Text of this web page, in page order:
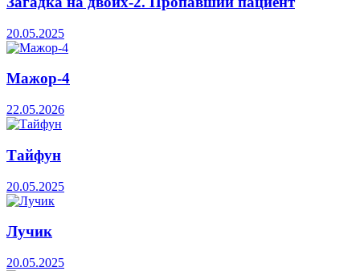
20.05.2025
Мажор-4
22.05.2026
Тайфун
20.05.2025
Лучик
20.05.2025